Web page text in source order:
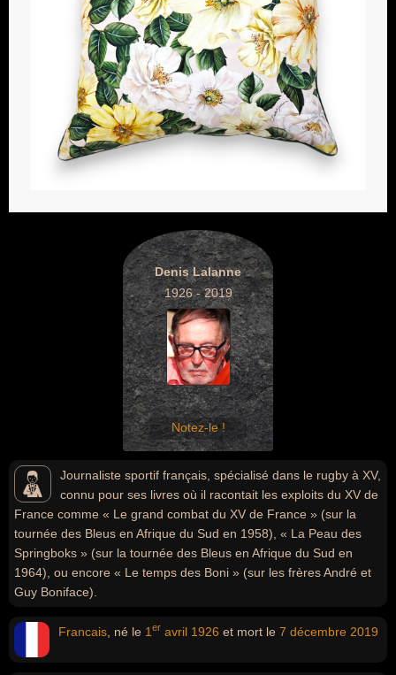
Denis Lalanne
1926 - 2019
Notez-le !
Journaliste sportif français, spécialisé dans le rugby à XV,
connu pour ses livres où il racontait les exploits du XV de
France comme « Le grand combat du XV de France » (sur la
tournée des Bleus en Afrique du Sud en 1958), « La Peau des
Springboks » (sur la tournée des Bleus en Afrique du Sud en
1964), ou encore « Le temps des Boni » (sur les frères André et
Guy Boniface).
Francais , né le 1 er avril 1926 et mort le 7 décembre 2019